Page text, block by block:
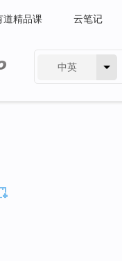
道精品课 云笔记
中英